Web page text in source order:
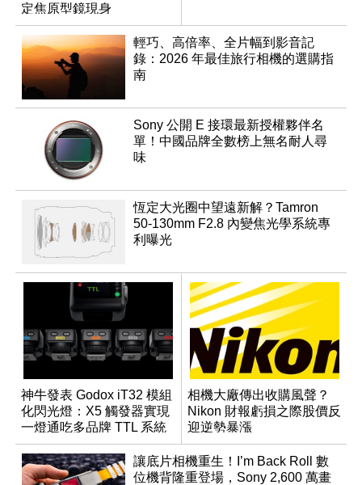
定焦原型鏡現身
輕巧、高倍率、全片幅到影音記
錄：2026 年最佳旅行相機的選購指
南
Sony 公開 E 接環最新授權夥伴名
單！中國品牌全數榜上無名耐人尋
味
恆定大光圈中望遠新解？Tamron
50-130mm F2.8 內變焦光學系統專
利曝光
神牛發表 Godox iT32 模組
化閃光燈：X5 觸發器實現
一燈通吃多品牌 TTL 系統
相機大廠傳出收購風聲？
Nikon 財報虧損之際股價反
迎逆勢暴漲
讓底片相機重生！I’m Back Roll 數
位機背隆重登場，Sony 2,600 萬畫